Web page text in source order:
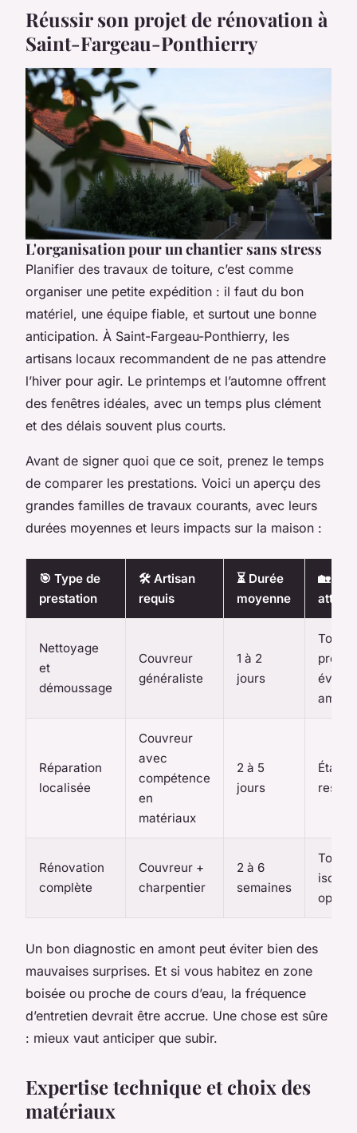
Réussir son projet de rénovation à
Saint-Fargeau-Ponthierry
L'organisation pour un chantier sans stress
Planifier des travaux de toiture, c’est comme
organiser une petite expédition : il faut du bon
matériel, une équipe fiable, et surtout une bonne
anticipation. À Saint-Fargeau-Ponthierry, les
artisans locaux recommandent de ne pas attendre
l’hiver pour agir. Le printemps et l’automne offrent
des fenêtres idéales, avec un temps plus clément
et des délais souvent plus courts.
Avant de signer quoi que ce soit, prenez le temps
de comparer les prestations. Voici un aperçu des
grandes familles de travaux courants, avec leurs
durées moyennes et leurs impacts sur la maison :
🎯 Type de
prestation
🛠️ Artisan
requis
⏳ Durée
moyenne
🏡
Nettoyage
et
démoussage
Couvreur
généraliste
1 à 2
jours
Toit
Réparation
localisée
Couvreur
avec
compétence
en
matériaux
2 à 5
jours
Rénovation
complète
Couvreur +
charpentier
2 à 6
semaines
Toit
Un bon diagnostic en amont peut éviter bien des
mauvaises surprises. Et si vous habitez en zone
boisée ou proche de cours d’eau, la fréquence
d’entretien devrait être accrue. Une chose est sûre
: mieux vaut anticiper que subir.
Expertise technique et choix des
matériaux